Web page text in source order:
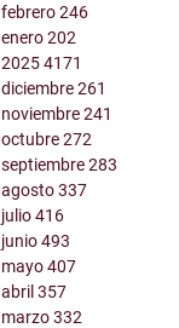
febrero246
enero202
20254171
diciembre261
noviembre241
octubre272
septiembre283
agosto337
julio416
junio493
mayo407
abril357
marzo332